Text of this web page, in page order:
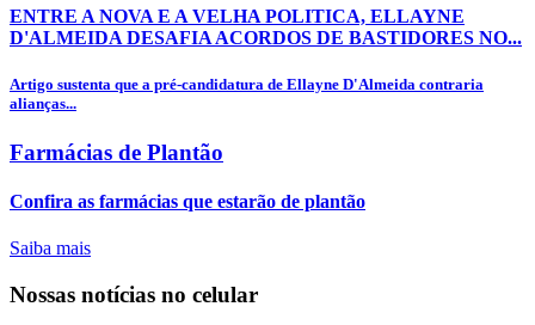
ENTRE A NOVA E A VELHA POLITICA, ELLAYNE
D'ALMEIDA DESAFIA ACORDOS DE BASTIDORES NO...
Artigo sustenta que a pré-candidatura de Ellayne D'Almeida contraria
alianças...
Farmácias de Plantão
Confira as farmácias que estarão de plantão
Saiba mais
Nossas notícias no celular